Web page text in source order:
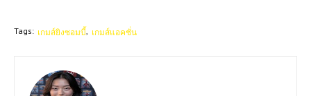
Tags: เกมส์ยิงซอมบี้ เกมส์แอคชั่น